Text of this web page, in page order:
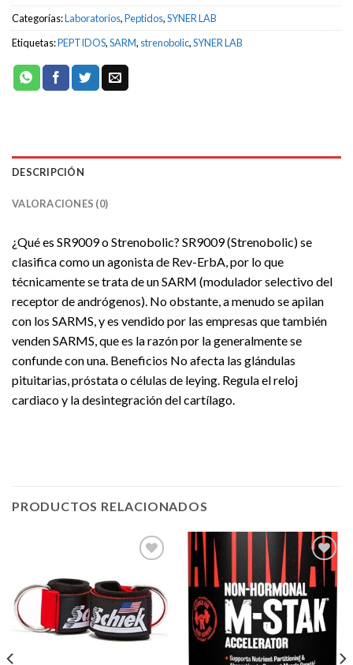
Categorías:Laboratorios,Peptidos,SYNER LAB
Etiquetas:PEPTIDOS,SARM, strenobolic,SYNER LAB
DESCRIPCIÓN
VALORACIONES (0)
¿Qué es SR9009 o Strenobolic? SR9009 (Strenobolic) se
clasifica como un agonista de Rev-ErbA, por lo que
técnicamente se trata de un SARM (modulador selectivo del
receptor de andrógenos). No obstante, a menudo se apilan
con los SARMS, y es vendido por las empresas que también
venden SARMS, que es la razón por la generalmente se
confunde con una. Beneficios No afecta las glándulas
pituitarias, próstata o células de leying. Regula el reloj
cardiaco y la desintegración del cartílago.
PRODUCTOS RELACIONADOS
Lista de
deseos
Agregar
a la
Lista de
deseos